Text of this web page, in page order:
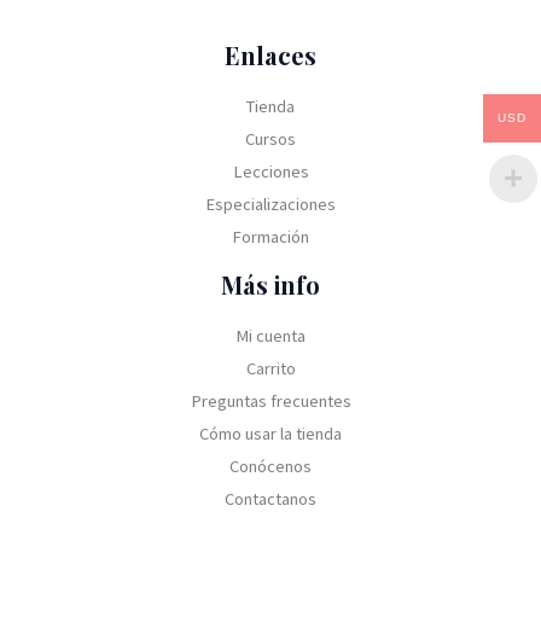
Enlaces
Tienda
Cursos
Lecciones
Especializaciones
Formación
Más info
Mi cuenta
Carrito
Preguntas frecuentes
Cómo usar la tienda
Conócenos
Contactanos
USD